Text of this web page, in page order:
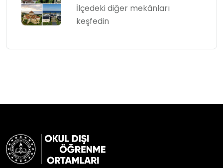
İlçedeki diğer mekânları
keşfedin